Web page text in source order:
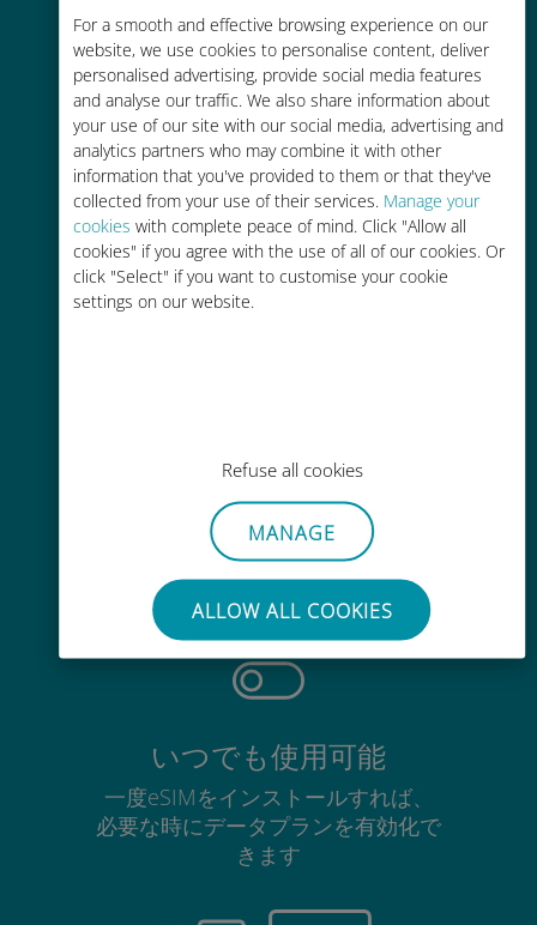
For a smooth and effective browsing experience on our
website, we use cookies to personalise content, deliver
personalised advertising, provide social media features
and analyse our traffic. We also share information about
your use of our site with our social media, advertising and
analytics partners who may combine it with other
information that you've provided to them or that they've
collected from your use of their services. Manage your
cookies with complete peace of mind. Click "Allow all
cookies" if you agree with the use of all of our cookies. Or
click "Select" if you want to customise your cookie
settings on our website.
Refuse all cookies
MANAGE
ALLOW ALL COOKIES
お客様が普段お使いのキャリアでロ
ーミングサービスを使った場合に比
べて最大で90％の節約が可能です。
かんたん追加購入
Wi-Fiやデータ残量がなくても、
手間いらず
使用中のSIMカードを抜き差しする
必要はありません
いつでも使用可能
一度eSIMをインストールすれば、
必要な時にデータプランを有効化で
きます